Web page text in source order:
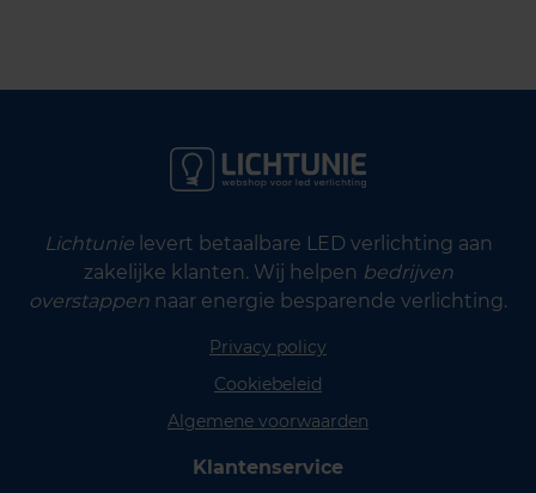
Lichtunielevert betaalbare LED verlichting aan
zakelijke klanten. Wij helpen bedrijven
overstappen naar energie besparende verlichting.
Privacy policy
Cookiebeleid
Algemene voorwaarden
Klantenservice